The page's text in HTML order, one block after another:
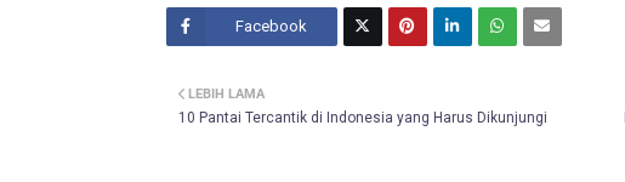
Facebook
LEBIH LAMA
10 Pantai Tercantik di Indonesia yang Harus Dikunjungi